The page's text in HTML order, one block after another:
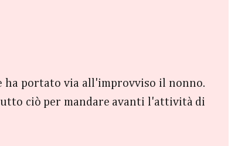
ha portato via all'improvviso il nonno.
ciò per mandare avanti l'attività di